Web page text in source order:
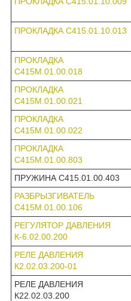
ПРОКЛАДКА С415.01.10.013
ПРОКЛАДКА
С415М.01.00.018
ПРОКЛАДКА
С415М.01.00.021
ПРОКЛАДКА
С415М.01.00.022
ПРОКЛАДКА
С415М.01.00.803
ПРУЖИНА С415.01.00.403
РАЗБРЫЗГИВАТЕЛЬ
С415М.01.00.106
РЕГУЛЯТОР ДАВЛЕНИЯ
К-6.02.00.200
РЕЛЕ ДАВЛЕНИЯ
К2.02.03.200-01
РЕЛЕ ДАВЛЕНИЯ
К22.02.03.200